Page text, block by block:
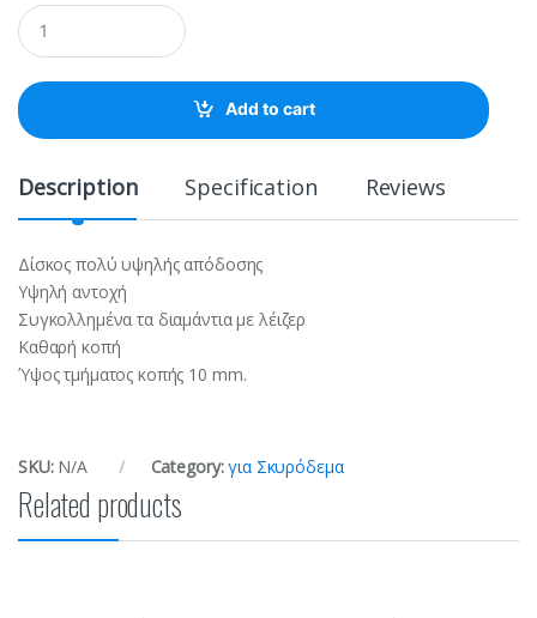
Q
u
a
t
i
Add to cart
Description Specification Reviews
Δίσκος πολύ υψηλής απόδοσης
Υψηλή αντοχή
Συγκολλημένα τα διαμάντια με λέιζερ
Καθαρή κοπή
Ύψος τμήματος κοπής 10 mm.
SKU: N/A Category:για Σκυρόδεμα
Related products